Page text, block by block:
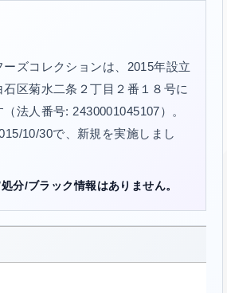
ズコレクションは、2015年設立
区菊水二条２丁目２番１８号に
法人番号: 2430001045107）。
10/30で、新規を実施しまし
分/ブラック情報はありません。